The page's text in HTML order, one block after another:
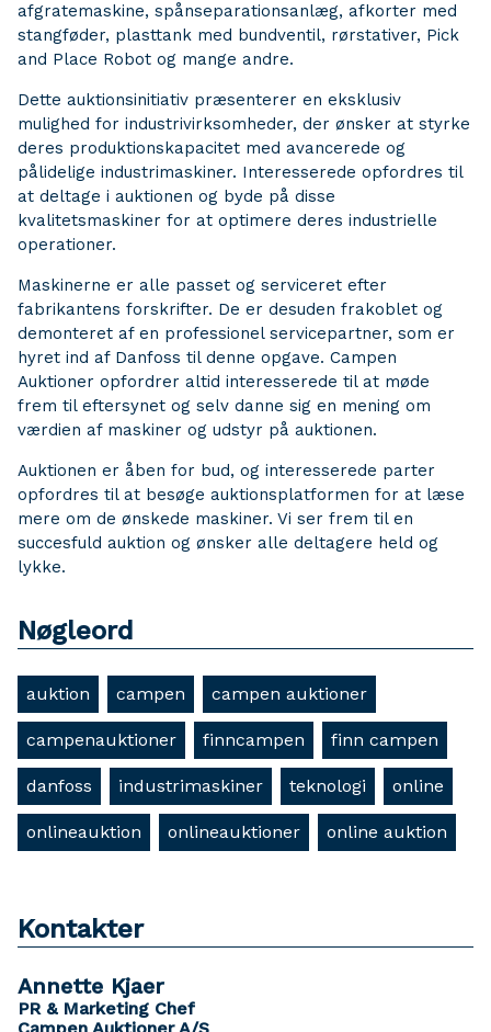
afgratemaskine, spånseparationsanlæg, afkorter med
stangføder, plasttank med bundventil, rørstativer, Pick
and Place Robot og mange andre.
Dette auktionsinitiativ præsenterer en eksklusiv
mulighed for industrivirksomheder, der ønsker at styrke
deres produktionskapacitet med avancerede og
pålidelige industrimaskiner. Interesserede opfordres til
at deltage i auktionen og byde på disse
kvalitetsmaskiner for at optimere deres industrielle
operationer.
Maskinerne er alle passet og serviceret efter
fabrikantens forskrifter. De er desuden frakoblet og
demonteret af en professionel servicepartner, som er
hyret ind af Danfoss til denne opgave. Campen
Auktioner opfordrer altid interesserede til at møde
frem til eftersynet og selv danne sig en mening om
værdien af maskiner og udstyr på auktionen.
Auktionen er åben for bud, og interesserede parter
opfordres til at besøge auktionsplatformen for at læse
mere om de ønskede maskiner. Vi ser frem til en
succesfuld auktion og ønsker alle deltagere held og
lykke.
Nøgleord
auktion campen campen auktioner
campenauktioner finncampen finn campen
danfoss industrimaskiner teknologi online
onlineauktion onlineauktioner online auktion
Kontakter
Annette Kjaer
PR & Marketing Chef